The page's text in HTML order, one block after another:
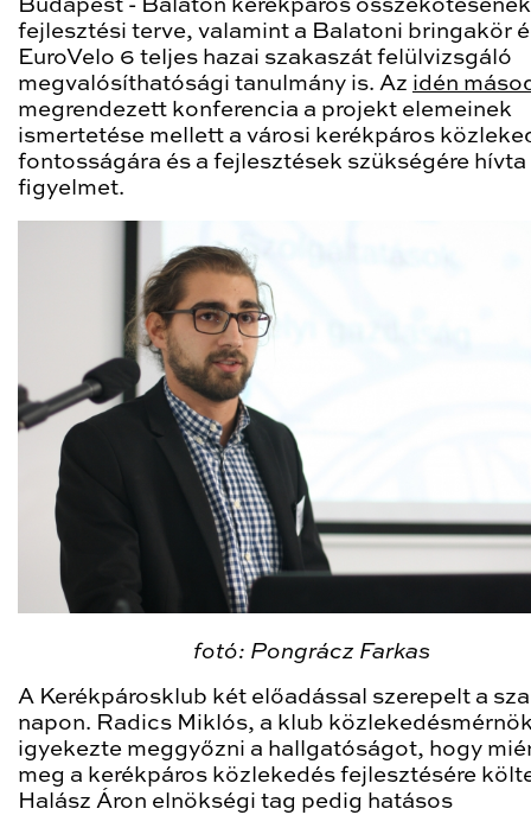
Budapest - Balaton kerékpáros összekötésének
fejlesztési terve, valamint a Balatoni bringakör
EuroVelo 6 teljes hazai szakaszát felülvizsgáló
megvalósíthatósági tanulmány is. Az idén
megrendezett konferencia a projekt elemeinek
ismertetése mellett a városi kerékpáros
fontosságára és a fejlesztések szükségére hívta
figyelmet.
fotó: Pongrácz Farkas
A Kerékpárosklub két előadással szerepelt a
napon. Radics Miklós, a klub
igyekezte meggyőzni a hallgatóságot, hogy
meg a kerékpáros közlekedés fejlesztésére
Halász Áron elnökségi tag pedig hatásos